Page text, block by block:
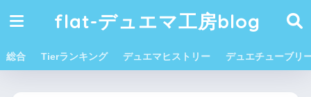
flat-デュエマ工房blog
総合 Tierランキング デュエマヒストリー デュエチューブリ